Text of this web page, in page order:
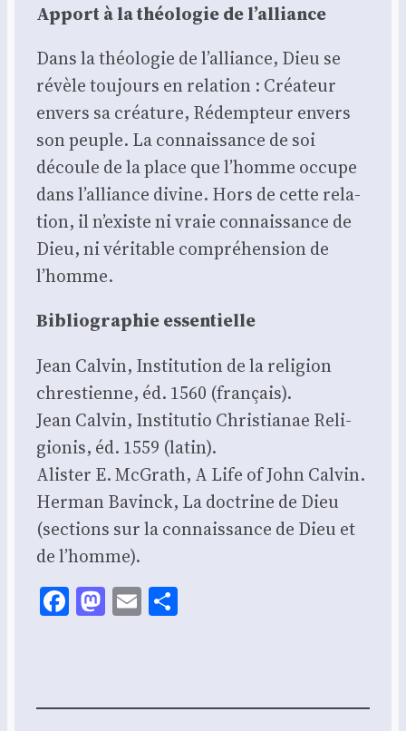
Apport à la théo­lo­gie de l’alliance
Dans la théo­lo­gie de l’alliance, Dieu se
révèle tou­jours en rela­tion : Créa­teur
envers sa créa­ture, Rédemp­teur envers
son peuple. La connais­sance de soi
découle de la place que l’homme occupe
dans l’alliance divine. Hors de cette rela­
tion, il n’existe ni vraie connais­sance de
Dieu, ni véri­table com­pré­hen­sion de
l’homme.
Biblio­gra­phie essen­tielle
Jean Cal­vin, Ins­ti­tu­tion de la reli­gion
chres­tienne, éd. 1560 (fran­çais).
Jean Cal­vin, Ins­ti­tu­tio Chris­tia­nae Reli­
gio­nis, éd. 1559 (latin).
Alis­ter E. McGrath, A Life of John Cal­vin.
Her­man Bavinck, La doc­trine de Dieu
(sec­tions sur la connais­sance de Dieu et
de l’homme).
Facebook
Mastodon
Email